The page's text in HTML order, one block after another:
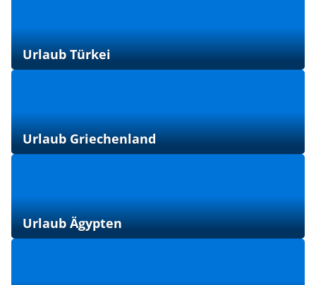
Urlaub Türkei
Urlaub Griechenland
Urlaub Ägypten